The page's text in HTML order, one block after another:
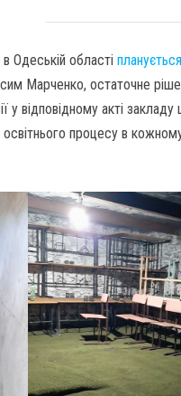
Одеській області
Марченко, остаточне
у відповідному акті
процесу в